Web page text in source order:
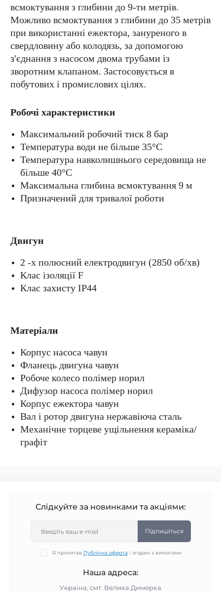
всмоктування з глибини до 9-ти метрів.
Можливо всмоктування з глибини до 35 метрів
при використанні ежектора, зануреного в
свердловину або колодязь, за допомогою
з'єднання з насосом двома трубами із
зворотним клапаном. Застосовується в
побутових і промислових цілях.
Робочі характеристики
Максимальний робочий тиск 8 бар
Температура води не більше 35°С
Температура навколишнього середовища не
більше 40°С
Максимальна глибина всмоктування 9 м
Призначений для тривалої роботи
Двигун
2 -х полюсний електродвигун (2850 об/хв)
Клас ізоляції F
Клас захисту IP44
Матеріали
Корпус насоса чавун
Фланець двигуна чавун
Робоче колесо полімер норил
Дифузор насоса полімер норил
Корпус ежектора чавун
Вал і ротор двигуна нержавіюча сталь
Mexaнічне торцеве ущільнення кepaмікa/
графіт
Слідкуйте за новинками та акціями:
Підпишіться
Я прочитав Публічна оферта і згоден з вимогами
Наша адреса:
Україна, смт. Велика Димерка